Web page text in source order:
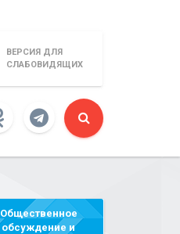
ВЕРСИЯ ДЛЯ
СЛАБОВИДЯЩИХ
Общественное
обсуждение и